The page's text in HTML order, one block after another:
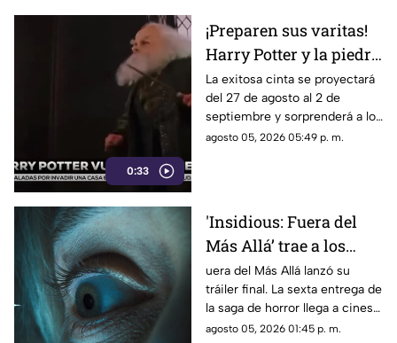
0:33
¡Preparen sus varitas!
Harry Potter y la piedra
filosofal regresa a los
cines por su 25
aniversario
La exitosa cinta se proyectará
del 27 de agosto al 2 de
septiembre y sorprenderá a los
fanáticos con 15 minutos de
agosto 05, 2026 05:49 p. m.
'Insidious: Fuera del
Más Allá’ trae a los
demonios al mundo
real en su tráiler final
uera del Más Allá lanzó su
tráiler final. La sexta entrega de
la saga de horror llega a cines
el 21 de agosto de 2026.
agosto 05, 2026 01:45 p. m.